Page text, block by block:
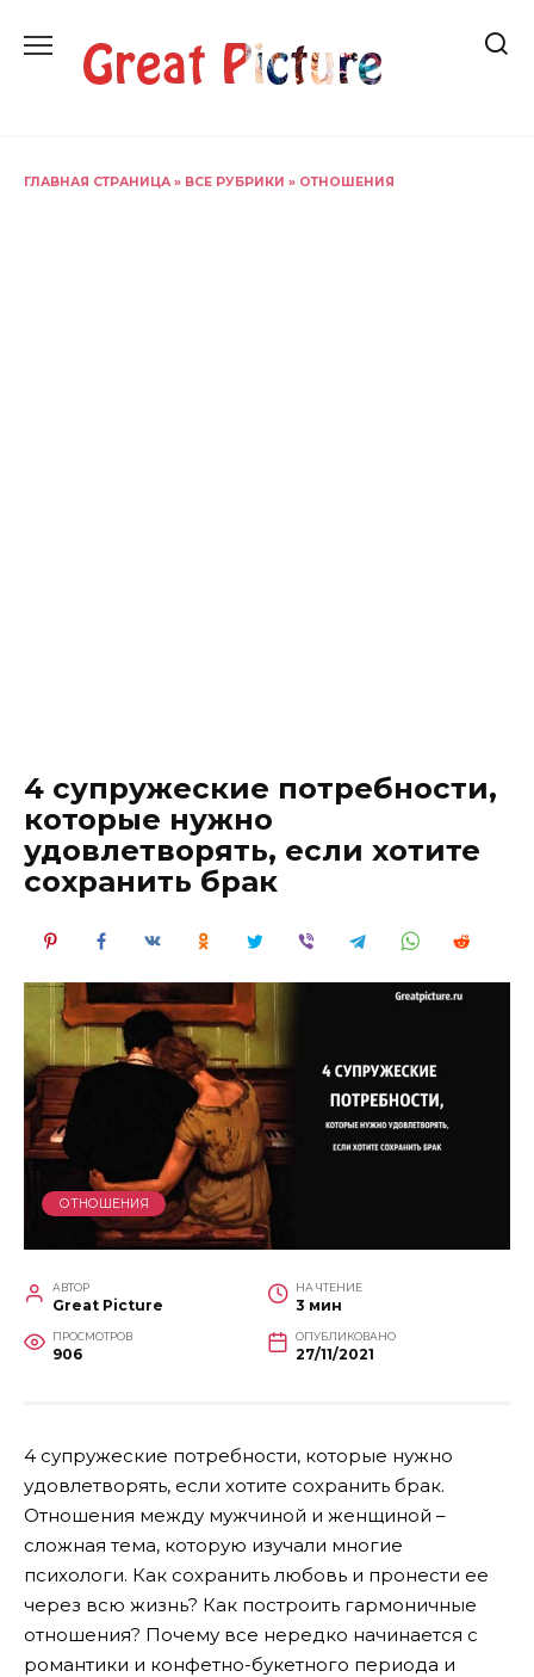
содержанию
ГЛАВНАЯ СТРАНИЦА » ВСЕ РУБРИКИ » ОТНОШЕНИЯ
4 супружеские потребности,
которые нужно
удовлетворять, если хотите
сохранить брак
ОТНОШЕНИЯ
АВТОР
Great Picture
НА ЧТЕНИЕ
3 мин
ПРОСМОТРОВ
906
ОПУБЛИКОВАНО
27/11/2021
4 супружеские потребности, которые нужно
удовлетворять, если хотите сохранить брак.
Отношения между мужчиной и женщиной –
сложная тема, которую изучали многие
психологи. Как сохранить любовь и пронести ее
через всю жизнь? Как построить гармоничные
отношения? Почему все нередко начинается с
романтики и конфетно-букетного периода и